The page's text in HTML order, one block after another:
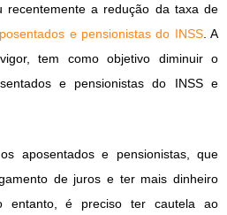
recentemente a redução da taxa de
e pensionistas do INSS. A
tem como objetivo diminuir o
e pensionistas do INSS e
aposentados e pensionistas, que
de juros e ter mais dinheiro
entanto, é preciso ter cautela ao